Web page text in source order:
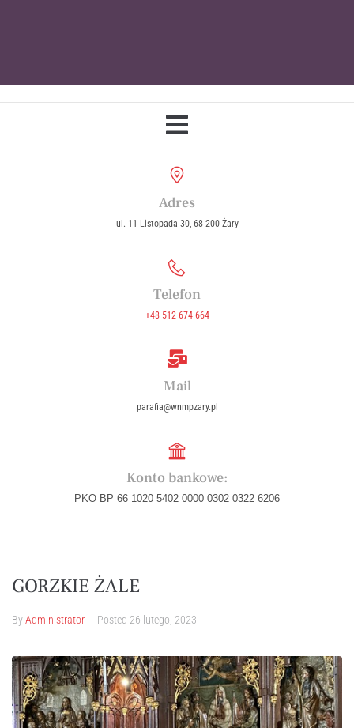
Adres
ul. 11 Listopada 30, 68-200 Żary
Telefon
+48 512 674 664
Mail
parafia@wnmpzary.pl
Konto bankowe:
PKO BP 66 1020 5402 0000 0302 0322 6206
GORZKIE ŻALE
ByAdministrator Posted 26 lutego, 2023